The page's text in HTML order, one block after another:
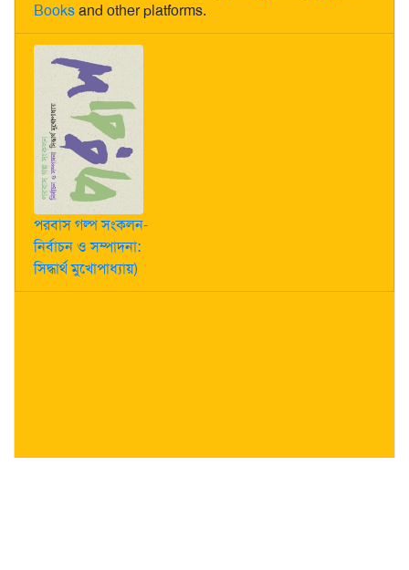
Booksand other platforms.
পরবাস গল্প সংকলন-
নির্বাচন ও সম্পাদনা:
সিদ্ধার্থ মুখোপাধ্যায়)